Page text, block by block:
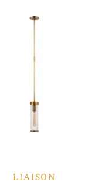
LIAISON